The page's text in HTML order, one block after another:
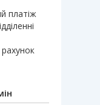
платіж